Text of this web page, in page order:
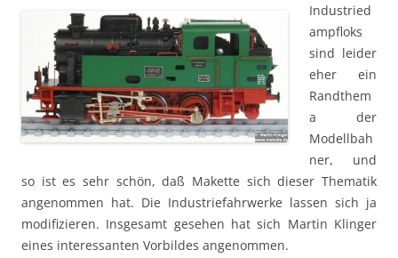
Industried
ampfloks
sind leider
eher ein
Randthem
a der
Modellbah
ner, und
so ist es sehr schön, daß Makette sich dieser Thematik
angenommen hat. Die Industriefahrwerke lassen sich ja
modifizieren. Insgesamt gesehen hat sich Martin Klinger
eines interessanten Vorbildes angenommen.